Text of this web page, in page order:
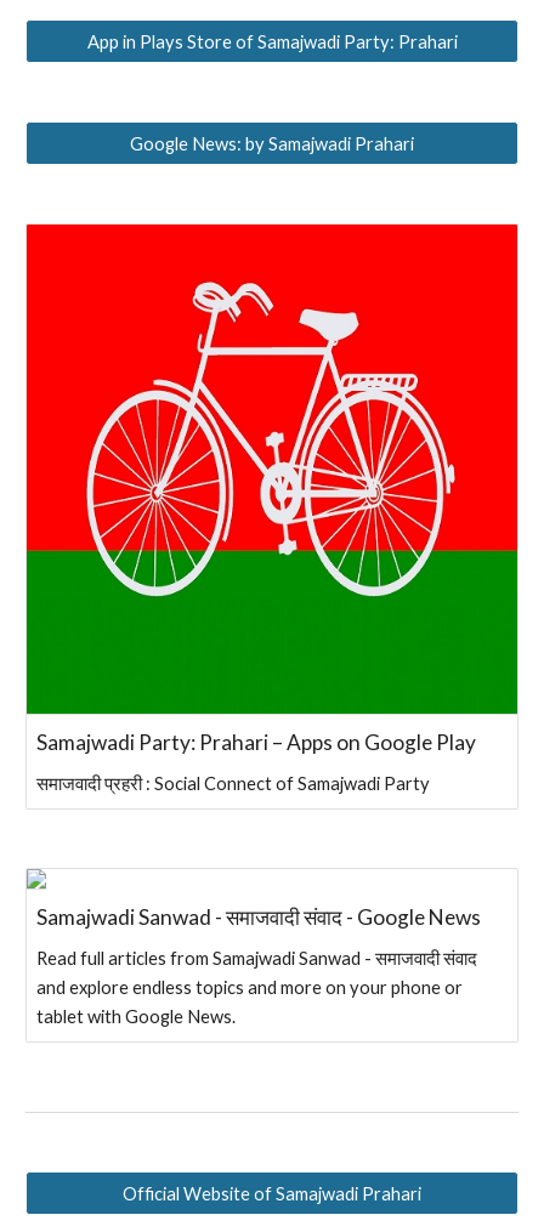
App in Plays Store of Samajwadi Party: Prahari
Google News: by Samajwadi Prahari
Samajwadi Party: Prahari – Apps on Google Play
समाजवादी प्रहरी : Social Connect of Samajwadi Party
Samajwadi Sanwad - समाजवादी संवाद - Google News
Read full articles from Samajwadi Sanwad - समाजवादी संवाद
and explore endless topics and more on your phone or
tablet with Google News.
Official Website of Samajwadi Prahari